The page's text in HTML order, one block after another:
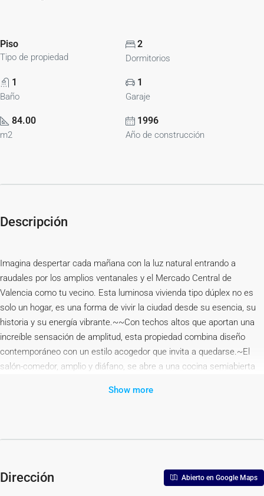
Piso
Tipo de propiedad
2
Dormitorios
1
Baño
1
Garaje
84.00
m2
1996
Año de construcción
Descripción
Imagina despertar cada mañana con la luz natural entrando a
raudales por los amplios ventanales y el Mercado Central de
Valencia como tu vecino. Esta luminosa vivienda tipo dúplex no es
solo un hogar, es una forma de vivir la ciudad desde su esencia, su
historia y su energía vibrante.~~Con techos altos que aportan una
increíble sensación de amplitud, esta propiedad combina diseño
contemporáneo con un estilo acogedor que invita a quedarse.~El
salón-comedor, amplio y diáfano, se abre a una cocina semiabierta
de caracol nos conduce a una versátil buhardilla, perfecta como
baño completo. Cada rincón está pensado para ofrecer confort y
de garaje en la misma finca (opcional), un auténtico lujo en esta
zona.~~La vivienda tiene instalación de aire acondicionado frio calor
Show more
Dirección Abierto en Google Maps